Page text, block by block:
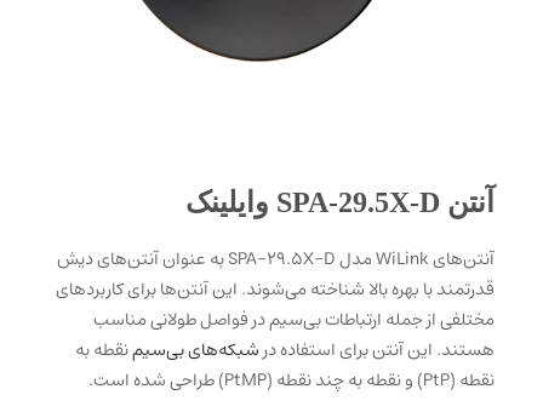
آنتن SPA-29.5X-D وایلینک
آنتن‌های WiLink مدل SPA-29.5X-D به عنوان آنتن‌های دیش
قدرتمند با بهره بالا شناخته می‌شوند. این آنتن‌ها برای کاربردهای
مختلفی از جمله ارتباطات بی‌سیم در فواصل طولانی مناسب
هستند. این آنتن برای استفاده درشبکه‌های بی‌سیمنقطه به
نقطه (PtP) و نقطه به چند نقطه (PtMP) طراحی شده است.